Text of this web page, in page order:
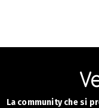
La community che si